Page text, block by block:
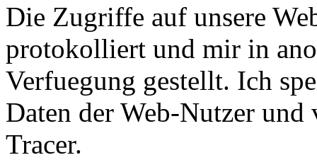
Die Zugriffe auf unsere
protokolliert und mir in
Verfuegung gestellt. Ich
Daten der Web-Nutzer
Tracer.